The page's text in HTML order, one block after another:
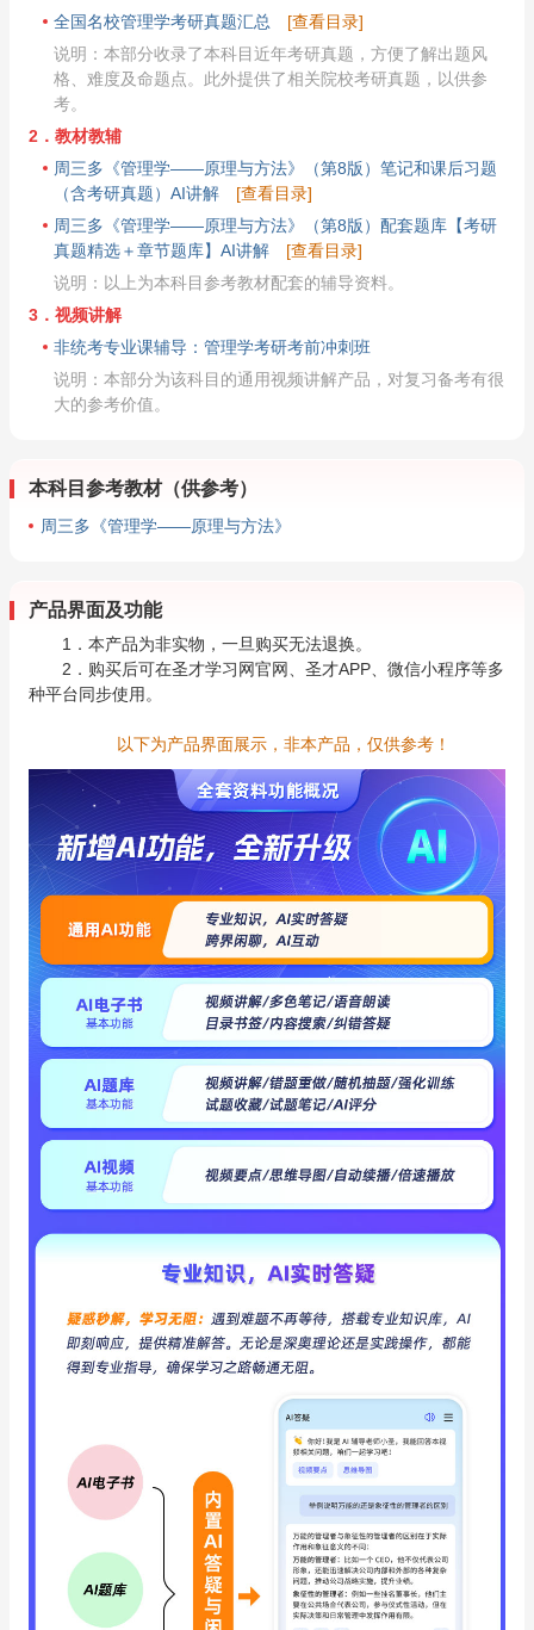
全国名校管理学考研真题汇总
[查看目录]
说明：本部分收录了本科目近年考研真题，方便了解出题风
格、难度及命题点。此外提供了相关院校考研真题，以供参
考。
2．教材教辅
周三多《管理学——原理与方法》（第8版）笔记和课后习题
（含考研真题）AI讲解
[查看目录]
周三多《管理学——原理与方法》（第8版）配套题库【考研
真题精选＋章节题库】AI讲解
[查看目录]
说明：以上为本科目参考教材配套的辅导资料。
3．视频讲解
非统考专业课辅导：管理学考研考前冲刺班
说明：本部分为该科目的通用视频讲解产品，对复习备考有很
大的参考价值。
本科目参考教材（供参考）
周三多《管理学——原理与方法》
产品界面及功能
1．本产品为非实物，一旦购买无法退换。
2．购买后可在圣才学习网官网、圣才APP、微信小程序等多
种平台同步使用。
以下为产品界面展示，非本产品，仅供参考！